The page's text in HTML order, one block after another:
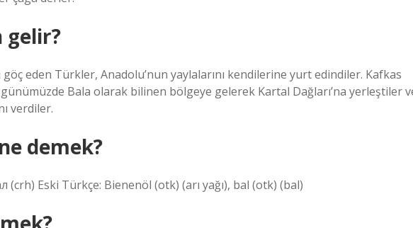
gelir?
eden Türkler, Anadolu’nun yaylalarını kendilerine yurt edindiler. Kafkas
Bala olarak bilinen bölgeye gelerek Kartal Dağları’na yerleştiler
verdiler.
demek?
(crh) Eski Türkçe: Bienenöl (otk) (arı yağı), bal (otk) (bal)